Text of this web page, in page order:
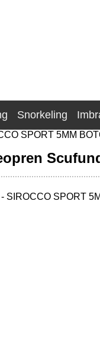
Snorkeling
SPORT 5MM
WITH ZIP